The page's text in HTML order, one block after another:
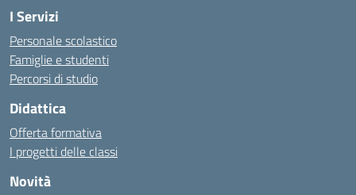
I Servizi
Personale scolastico
Famiglie e studenti
Percorsi di studio
Didattica
Offerta formativa
I progetti delle classi
Novità